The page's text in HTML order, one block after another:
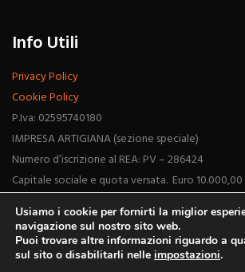
Info Utili
Privacy Policy
Cookie Policy
P.Iva: 02595740180
IMPRESA ARTIGIANA (sezione speciale)
Numero d’iscrizione al REA: PV – 286424
Capitale sociale e quota versata. Euro 10.000,00
Usiamo i cookie per fornirti la miglior
navigazione sul nostro sito web.
Puoi trovare altre informazioni riguardo a
sul sito o disabilitarli nelle impostazioni.